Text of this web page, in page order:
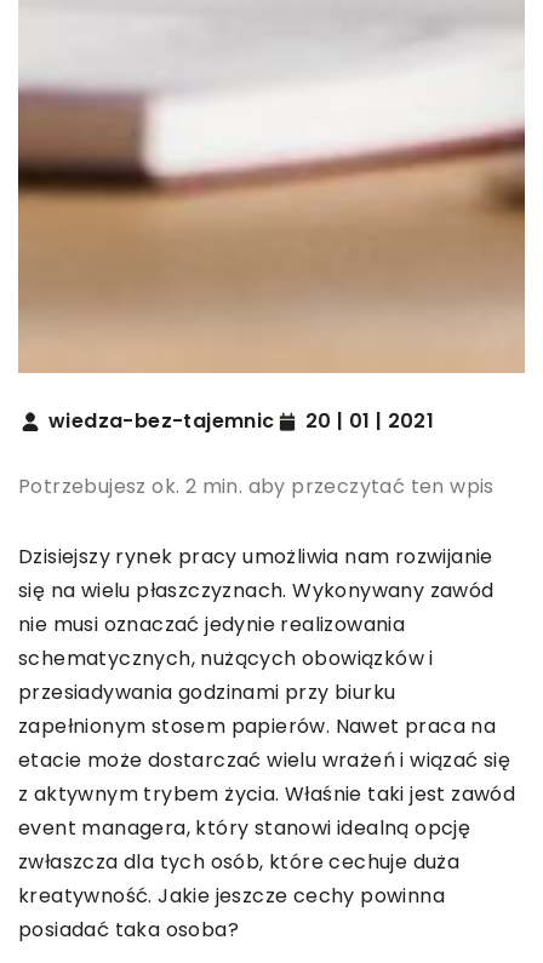
wiedza-bez-tajemnic 20 | 01 | 2021
Potrzebujesz ok. 2 min. aby przeczytać ten wpis
Dzisiejszy rynek pracy umożliwia nam rozwijanie
się na wielu płaszczyznach. Wykonywany zawód
nie musi oznaczać jedynie realizowania
schematycznych, nużących obowiązków i
przesiadywania godzinami przy biurku
zapełnionym stosem papierów. Nawet praca na
etacie może dostarczać wielu wrażeń i wiązać się
z aktywnym trybem życia. Właśnie taki jest zawód
event managera, który stanowi idealną opcję
zwłaszcza dla tych osób, które cechuje duża
kreatywność. Jakie jeszcze cechy powinna
posiadać taka osoba?